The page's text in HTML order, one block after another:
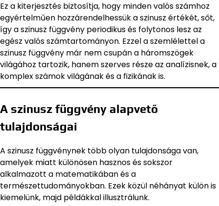
Ez a kiterjesztés biztosítja, hogy minden valós számhoz
egyértelműen hozzárendelhessük a szinusz értékét, sőt,
így a szinusz függvény periodikus és folytonos lesz az
egész valós számtartományon. Ezzel a szemlélettel a
szinusz függvény már nem csupán a háromszögek
világához tartozik, hanem szerves része az analízisnek, a
komplex számok világának és a fizikának is.
A szinusz függvény alapvető
tulajdonságai
A szinusz függvénynek több olyan tulajdonsága van,
amelyek miatt különösen hasznos és sokszor
alkalmazott a matematikában és a
természettudományokban. Ezek közül néhányat külön is
kiemelünk, majd példákkal illusztrálunk.